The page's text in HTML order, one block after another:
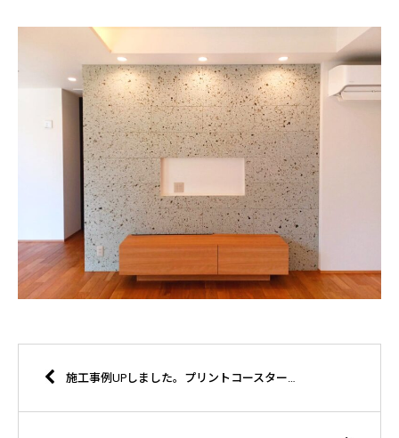
施工事例UPしました。プリントコースター 結婚披露宴席札